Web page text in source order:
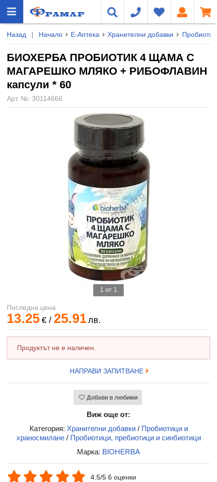
Назад | Начало Е-Аптека Хранителни добавки
БИОХЕРБА ПРОБИОТИК 4 ЩАМА С
МАГАРЕШКО МЛЯКО + РИБОФЛАВИН
капсули * 60
Арт. №: 30114666
1 от 1
Последна цена
13.25 €/ 25.91лв.
Продуктът не е наличен.
НАПРАВИ ЗАПИТВАНЕ
Добави в любими
Виж още от:
Категория: Хранителни добавки/ Пробиотици и
храносмилане/ Пробиотици, пребиотици и синбиотици
Марка: BIOHERBA
4.5/5 6 оценки